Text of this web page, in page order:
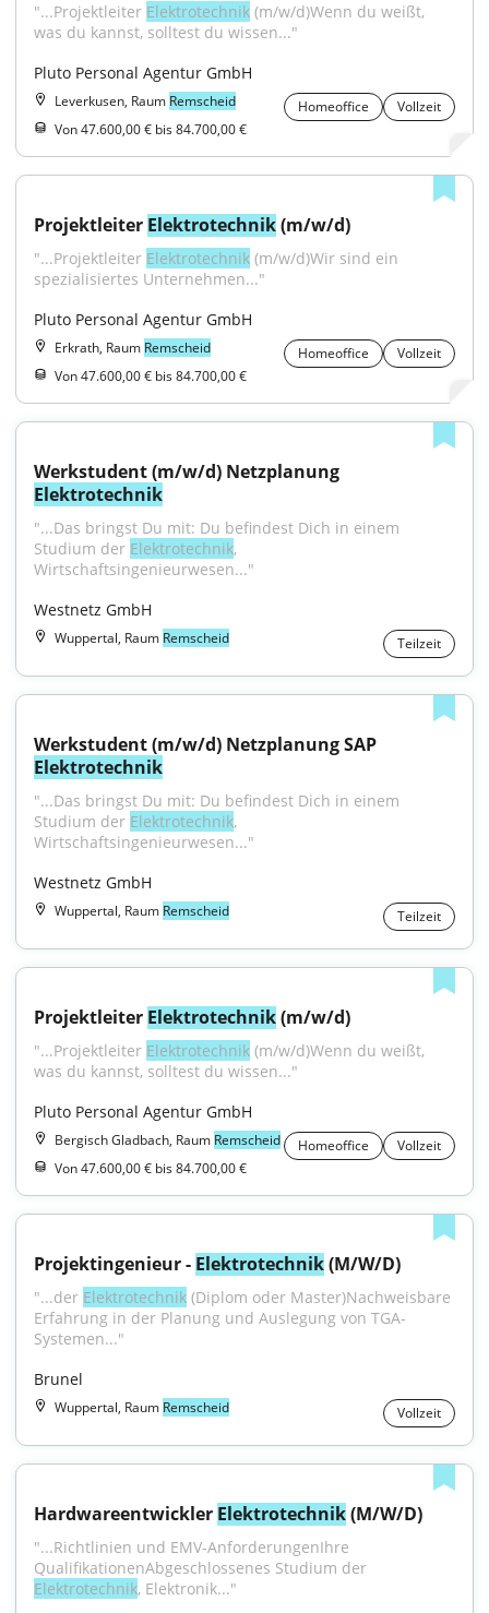
"...Projektleiter Elektrotechnik (m/w/d)Wenn du weißt,
was du kannst, solltest du wissen..."
Pluto Personal Agentur GmbH
Leverkusen, Raum Remscheid Homeoffice
Vollzeit
Von 47.600,00 € bis 84.700,00 €
Projektleiter Elektrotechnik (m/w/d)
"...Projektleiter Elektrotechnik (m/w/d)Wir sind ein
spezialisiertes Unternehmen..."
Pluto Personal Agentur GmbH
Erkrath, Raum Remscheid Homeoffice
Vollzeit
Von 47.600,00 € bis 84.700,00 €
Elektrotechnik
"...Das bringst Du mit: Du befindest Dich in einem
Studium der Elektrotechnik,
Wirtschaftsingenieurwesen..."
Westnetz GmbH
Wuppertal, Raum Remscheid Teilzeit
Elektrotechnik
"...Das bringst Du mit: Du befindest Dich in einem
Studium der Elektrotechnik,
Wirtschaftsingenieurwesen..."
Westnetz GmbH
Wuppertal, Raum Remscheid Teilzeit
Projektleiter Elektrotechnik (m/w/d)
"...Projektleiter Elektrotechnik (m/w/d)Wenn du weißt,
was du kannst, solltest du wissen..."
Pluto Personal Agentur GmbH
Bergisch Gladbach, Raum Remscheid Homeoffice
Vollzeit
Von 47.600,00 € bis 84.700,00 €
Projektingenieur - Elektrotechnik (M/W/D)
"...der Elektrotechnik (Diplom oder Master)Nachweisbare
Erfahrung in der Planung und Auslegung von TGA-
Systemen..."
Brunel
Wuppertal, Raum Remscheid Vollzeit
Hardwareentwickler Elektrotechnik (M/W/D)
"...Richtlinien und EMV-AnforderungenIhre
Elektrotechnik, Elektronik..."